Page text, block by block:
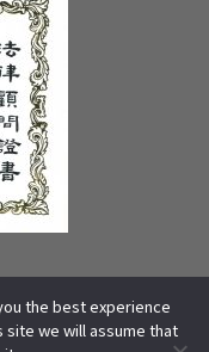
10659607600號
GROUP. ALL RIGHTS
the best experience
site we will assume that